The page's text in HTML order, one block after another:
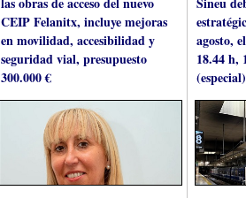
CEIP Felanitx, incluye mejoras
en movilidad, accesibilidad y
seguridad vial, presupuesto
300.000 €
agosto,
18.44 h,